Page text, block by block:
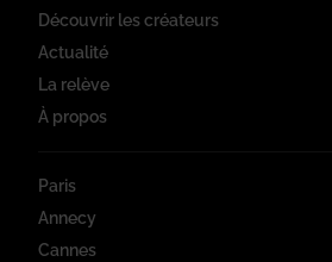
Découvrir les créateurs
Actualité
La relève
À propos
Paris
Annecy
Cannes